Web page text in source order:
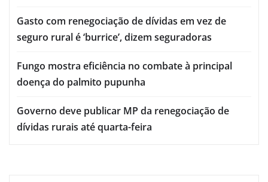
Gasto com renegociação de dívidas em vez de
seguro rural é ‘burrice’, dizem seguradoras
Fungo mostra eficiência no combate à principal
doença do palmito pupunha
Governo deve publicar MP da renegociação de
dívidas rurais até quarta-feira